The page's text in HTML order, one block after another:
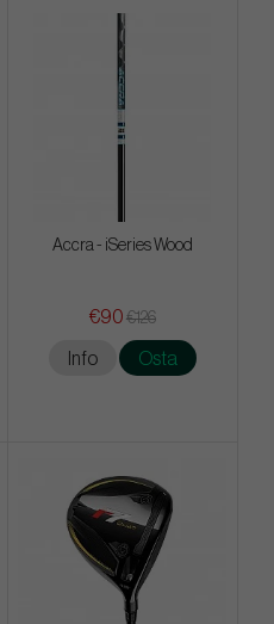
Accra - iSeries Wood
€90 €126
Info Osta